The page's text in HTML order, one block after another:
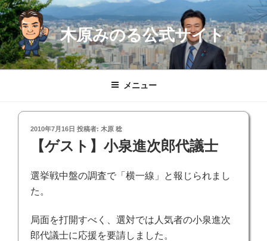
コ
ン
テ
ン
ツ
木原みのる公式サイト
メニュー
投
2010年7月16日 投稿者: 木原 稔
【ゲスト】小泉進次郎代議士
選挙戦中盤の調査で「横一線」と報じられまし
た。
局面を打開すべく、選対では人気者の小泉進次
郎代議士に応援を要請しました。